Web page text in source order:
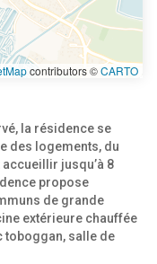
contributors ©CARTO
la résidence se
des logements, du
accueillir jusqu’à 8
propose
de grande
extérieure chauffée
toboggan, salle de